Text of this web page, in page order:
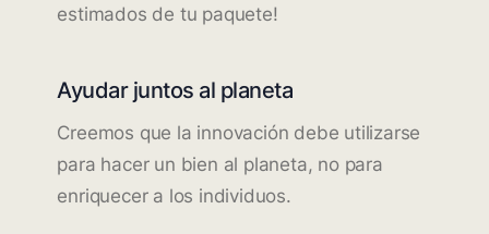
estimados de tu paquete!
Ayudar juntos al planeta
Creemos que la innovación debe utilizarse
para hacer un bien al planeta, no para
enriquecer a los individuos.